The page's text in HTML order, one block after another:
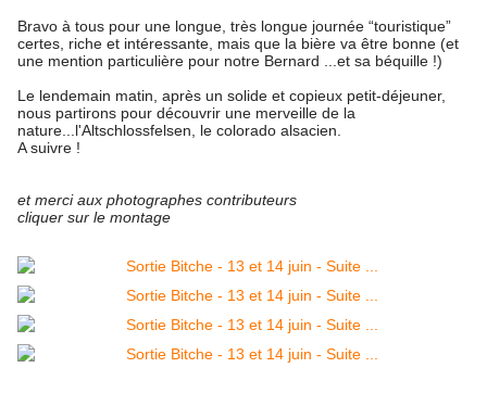
Bravo à tous pour une longue, très longue journée “touristique”
certes, riche et intéressante, mais que la bière va être bonne (et
une mention particulière pour notre Bernard ...et sa béquille !)
Le lendemain matin, après un solide et copieux petit-déjeuner,
nous partirons pour découvrir une merveille de la
nature...l'Altschlossfelsen, le colorado alsacien.
A suivre !
et merci aux photographes contributeurs
cliquer sur le montage